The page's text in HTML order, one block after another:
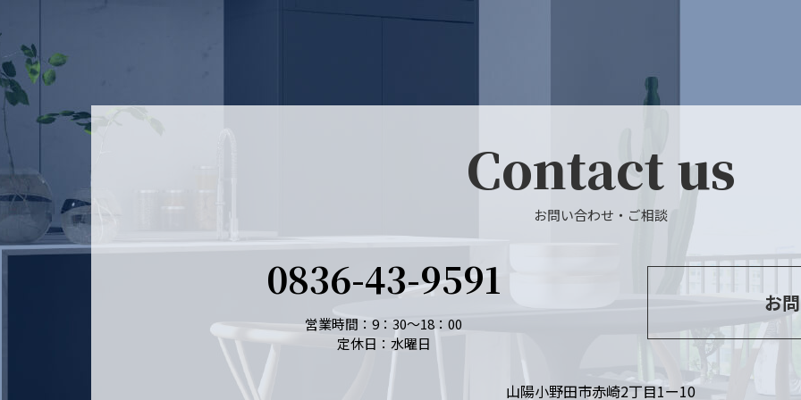
Contact us
お問い合わせ・ご相談
0836-43-9591
営業時間：9：30〜18：00
定休日：水曜日
お
山陽小野田市赤崎2丁目1ー10